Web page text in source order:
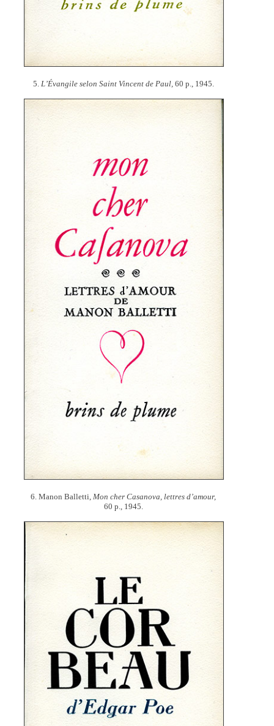
5. L’Évangile selon Saint Vincent de Paul, 60 p., 1945.
6. Manon Balletti,Mon cher Casanova, lettres d’amour,
60 p., 1945.